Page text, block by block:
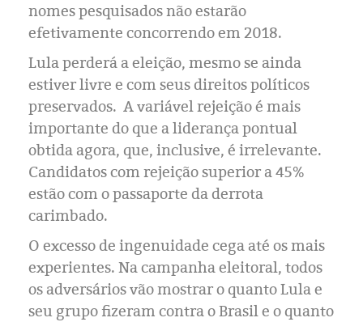
Livros
nomes pesquisados não estarão
efetivamente concorrendo em 2018.
Lula perderá a eleição, mesmo se ainda
estiver livre e com seus direitos políticos
preservados. A variável rejeição é mais
importante do que a liderança pontual
obtida agora, que, inclusive, é irrelevante.
Candidatos com rejeição superior a 45%
estão com o passaporte da derrota
carimbado.
O excesso de ingenuidade cega até os mais
experientes. Na campanha eleitoral, todos
os adversários vão mostrar o quanto Lula e
seu grupo fizeram contra o Brasil e o quanto